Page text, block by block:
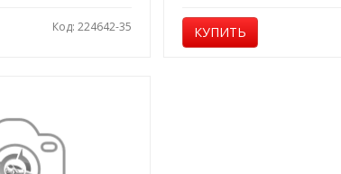
Код: 224642-35 КУПИТЬ